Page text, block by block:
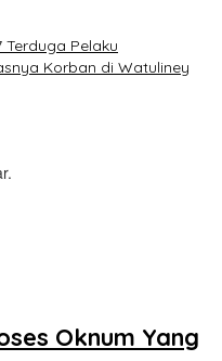
Terduga Pelaku
Korban di Watuliney
Oknum Yang